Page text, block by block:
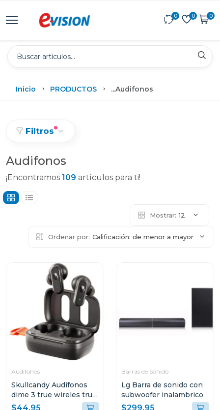
0 0 0
Inicio PRODUCTOS ...Audifonos
Filtros
Audifonos
¡Encontramos 109 artículos para ti!
Mostrar: 12
Ordenar por: Calificación: de menor a mayor
Audifonos
Skullcandy Audífonos
dime 3 true wireles true
black r740
$44.95
Barras de Sonido
Lg Barra de sonido con
subwoofer inalambrico
$299.95